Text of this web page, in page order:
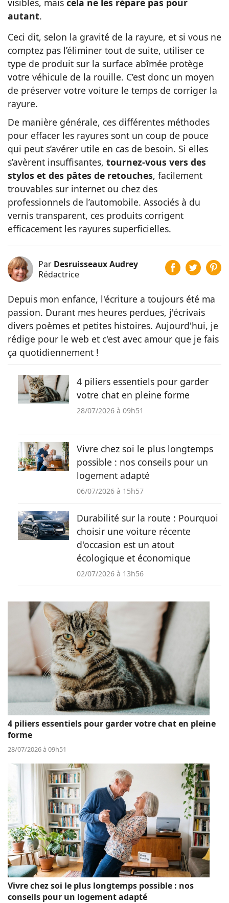
autant.
Ceci dit, selon la gravité de la rayure, et si vous ne
comptez pas l’éliminer tout de suite, utiliser ce
type de produit sur la surface abîmée protège
votre véhicule de la rouille. C’est donc un moyen
de préserver votre voiture le temps de corriger la
rayure.
De manière générale, ces différentes méthodes
pour effacer les rayures sont un coup de pouce
qui peut s’avérer utile en cas de besoin. Si elles
s’avèrent insuffisantes, tournez-vous vers des
stylos et des pâtes de retouches, facilement
trouvables sur internet ou chez des
professionnels de l’automobile. Associés à du
vernis transparent, ces produits corrigent
efficacement les rayures superficielles.
Par Desruisseaux Audrey
Rédactrice
Depuis mon enfance, l'écriture a toujours été ma
passion. Durant mes heures perdues, j'écrivais
divers poèmes et petites histoires. Aujourd'hui, je
rédige pour le web et c'est avec amour que je fais
ça quotidiennement !
4 piliers essentiels pour garder
votre chat en pleine forme
28/07/2026 à 09h51
Vivre chez soi le plus longtemps
possible : nos conseils pour un
logement adapté
06/07/2026 à 15h57
Durabilité sur la route : Pourquoi
choisir une voiture récente
d'occasion est un atout
écologique et économique
02/07/2026 à 13h56
4 piliers essentiels pour garder votre chat en pleine
forme
28/07/2026 à 09h51
Vivre chez soi le plus longtemps possible : nos
conseils pour un logement adapté